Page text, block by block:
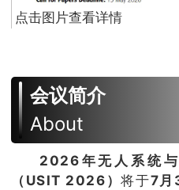
点击图片查看详情
会议简介
About
2026年无人系统
（USIT 2026）将于7月